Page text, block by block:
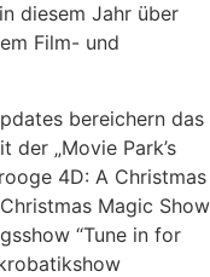
diesem Jahr über
Film- und
bereichern das
der „Movie Park’s
4D: A Christmas
Magic Show
“Tune in for